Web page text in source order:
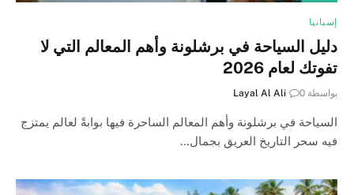
إسبانيا
دليل السياحة في برشلونة وأهم المعالم التي لا
تفوتك لعام 2026
بواسطة Layal Al Ali 0
السياحة في برشلونة وأهم المعالم الساحرة فيها بوابةً لعالم يمتزج
فيه سحر التاريخ العريق بجمال…